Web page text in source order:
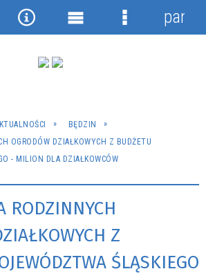
BĘDZIN
OGRODÓW DZIAŁKOWYCH Z BUDŻETU
- MILION DLA DZIAŁKOWCÓW
RODZINNYCH
Z
ŚLĄSKIEGO
NarzędziaMenu
Menu
panel